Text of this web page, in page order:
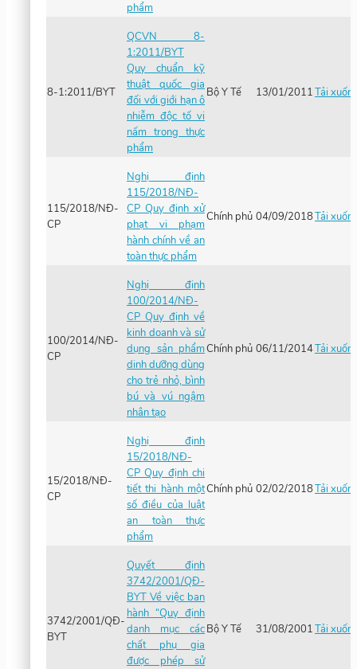
phẩm
8-1:2011/BYT
QCVN 8-
1:2011/BYT
Quy chuẩn kỹ
thuật quốc gia
đối với giới hạn ô
nhiễm độc tố vi
nấm trong thực
phẩm
Bộ Y Tế 13/01/2011Tải
115/2018/NĐ-
CP
Nghị định
115/2018/NĐ-
CP Quy định xử
phạt vi phạm
hành chính về an
toàn thực phẩm
Chính phủ 04/09/2018Tải
100/2014/NĐ-
CP
Nghị định
100/2014/NĐ-
CP Quy định về
kinh doanh và sử
dụng sản phẩm
dinh dưỡng dùng
cho trẻ nhỏ, bình
bú và vú ngậm
nhân tạo
Chính phủ 06/11/2014Tải
15/2018/NĐ-
CP
Nghị định
15/2018/NĐ-
CP Quy định chi
tiết thi hành một
số điều của luật
an toàn thực
phẩm
Chính phủ 02/02/2018Tải
3742/2001/QĐ-
BYT
Quyết định
3742/2001/QĐ-
BYT Về việc ban
hành “Quy định
danh mục các
chất phụ gia
được phép sử
Bộ Y Tế 31/08/2001Tải